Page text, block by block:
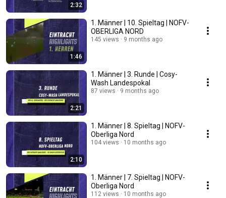
2:32
1:46
1. Männer | 10. Spieltag | NOFV-
OBERLIGA NORD
145 views 9 months ago
2:21
1. Männer | 3. Runde | Cosy-
Wash Landespokal
87 views 9 months ago
2:10
1. Männer | 8. Spieltag | NOFV-
Oberliga Nord
104 views 10 months ago
1. Männer | 7. Spieltag | NOFV-
Oberliga Nord
112 views 10 months ago